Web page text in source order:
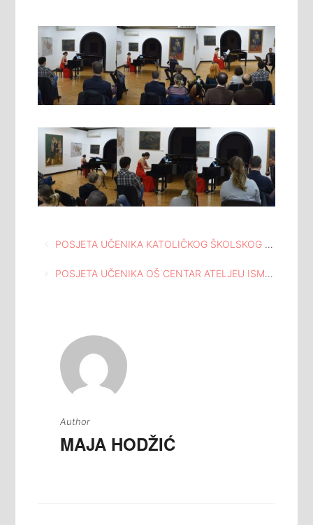
Navigacija
članaka
POSJETA UČENIKA KATOLIČKOG ŠKOLSKOG CENTRA “SV. FRANJO” ATELJEU ISMET MUJEZINOVIĆ
POSJETA UČENIKA OŠ CENTAR ATELJEU ISMET MUJEZINOVIĆ
Author
MAJA HODŽIĆ